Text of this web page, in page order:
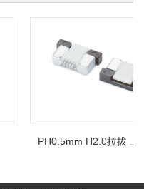
PH0.5mm H2.0拉拔 上/